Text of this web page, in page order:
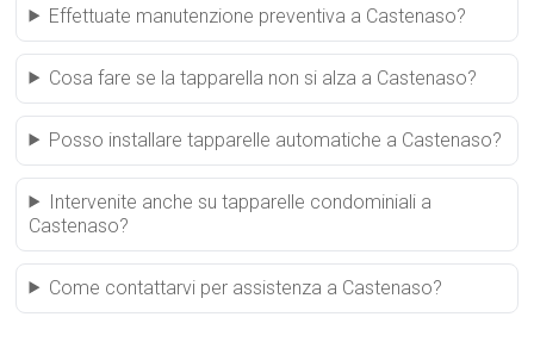
Effettuate manutenzione preventiva a Castenaso?
Cosa fare se la tapparella non si alza a Castenaso?
Posso installare tapparelle automatiche a Castenaso?
Intervenite anche su tapparelle condominiali a
Castenaso?
Come contattarvi per assistenza a Castenaso?